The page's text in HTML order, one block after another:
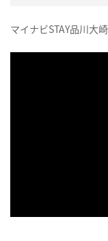
マイナビSTAY品川大